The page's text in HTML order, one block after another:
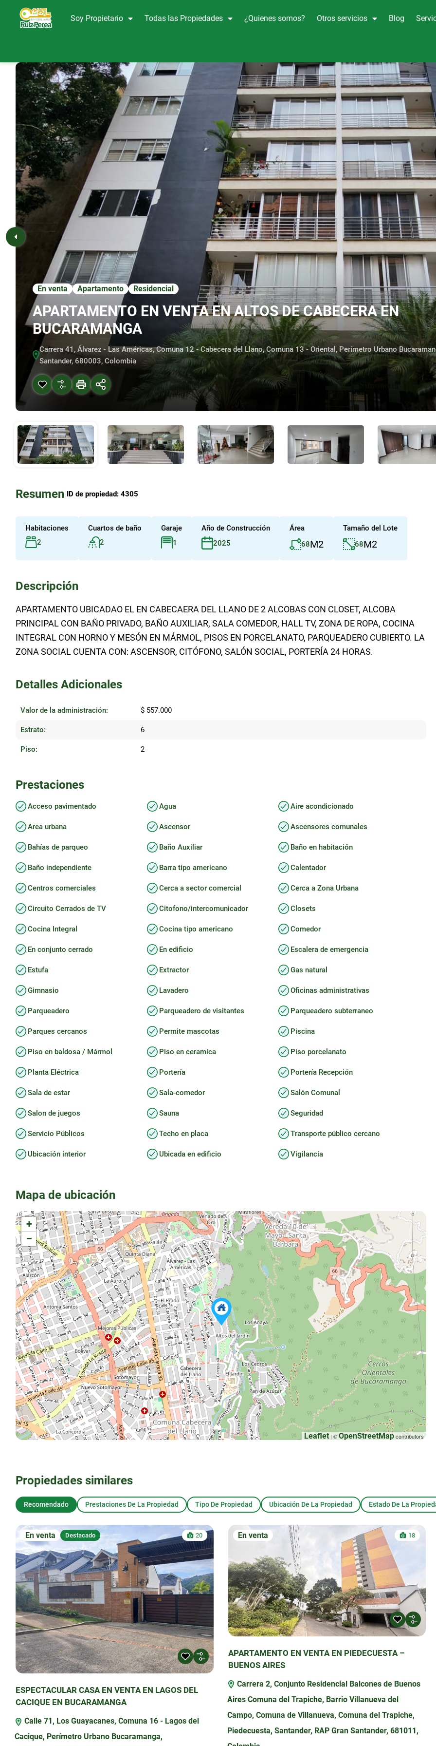
Soy Propietario Todas las Propiedades ¿Quienes somos? Otros servicios Blog
En venta Apartamento Residencial
APARTAMENTO EN VENTA EN ALTOS DE CABECERA EN
BUCARAMANGA
Carrera 41, Álvarez - Las Américas, Comuna 12 - Cabecera del Llano, Comuna 13 - Oriental, Perímetro Urbano
Santander, 680003, Colombia
Resumen ID de propiedad: 4305
Habitaciones
2
Cuartos de baño
2
Garaje
1
Año de Construcción
2025
Área
68M2
Tamaño del Lote
68M2
Descripción
APARTAMENTO UBICADAO EL EN CABECAERA DEL LLANO DE 2 ALCOBAS CON CLOSET, ALCOBA
PRINCIPAL CON BAÑO PRIVADO, BAÑO AUXILIAR, SALA COMEDOR, HALL TV, ZONA DE ROPA, COCINA
INTEGRAL CON HORNO Y MESÓN EN MÁRMOL, PISOS EN PORCELANATO, PARQUEADERO CUBIERTO. LA
ZONA SOCIAL CUENTA CON: ASCENSOR, CITÓFONO, SALÓN SOCIAL, PORTERÍA 24 HORAS.
Detalles Adicionales
Valor de la administración: $ 557.000
Estrato: 6
Piso: 2
Prestaciones
Acceso pavimentado Agua Aire acondicionado
Area urbana Ascensor Ascensores comunales
Bahías de parqueo Baño Auxiliar Baño en habitación
Baño independiente Barra tipo americano Calentador
Centros comerciales Cerca a sector comercial Cerca a Zona Urbana
Circuito Cerrados de TV Citofono/intercomunicador Closets
Cocina Integral Cocina tipo americano Comedor
En conjunto cerrado En edificio Escalera de emergencia
Estufa Extractor Gas natural
Gimnasio Lavadero Oficinas administrativas
Parqueadero Parqueadero de visitantes Parqueadero subterraneo
Parques cercanos Permite mascotas Piscina
Piso en baldosa / Mármol Piso en ceramica Piso porcelanato
Planta Eléctrica Portería Portería Recepción
Sala de estar Sala-comedor Salón Comunal
Salon de juegos Sauna Seguridad
Servicio Públicos Techo en placa Transporte público cercano
Ubicación interior Ubicada en edificio Vigilancia
Mapa de ubicación
+
−
Leaflet | ©OpenStreetMapcontributors
Propiedades similares
Recomendado Prestaciones De La Propiedad Tipo De Propiedad Ubicación De La Propiedad Estado De La
En venta Destacado 20
ESPECTACULAR CASA EN VENTA EN LAGOS DEL
CACIQUE EN BUCARAMANGA
Calle 71, Los Guayacanes, Comuna 16 - Lagos del
Cacique, Perímetro Urbano Bucaramanga,
En venta 18
APARTAMENTO EN VENTA EN PIEDECUESTA –
BUENOS AIRES
Carrera 2, Conjunto Residencial Balcones de Buenos
Aires Comuna del Trapiche, Barrio Villanueva del
Campo, Comuna de Villanueva, Comuna del Trapiche,
Piedecuesta, Santander, RAP Gran Santander, 681011,